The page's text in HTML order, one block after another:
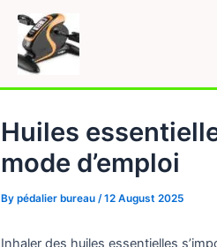
content
Huiles
mode d’emploi
By pédalier bureau /12 August 2025
Inhaler des huiles essentielles